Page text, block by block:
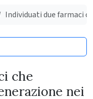
Individuati due farmaci
che
nei